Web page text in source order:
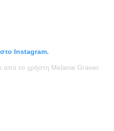
στο Instagram.
από το χρήστη Melanie Graves